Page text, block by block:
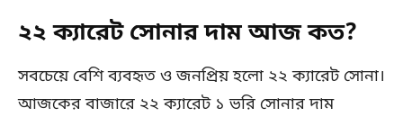
২২ ক্যারেট সোনার দাম আজ কত?
সবচেয়ে বেশি ব্যবহৃত ও জনপ্রিয় হলো ২২ ক্যারেট সোনা।
আজকের বাজারে ২২ ক্যারেট ১ ভরি সোনার দাম